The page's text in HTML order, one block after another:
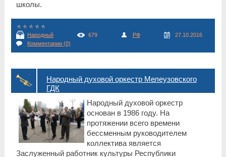
школы.
Народный 679 РФ
27.10.2016
Комментарии (0)
Народный духовой оркестр Мелеузовского
ГДК
Народный духовой оркестр
основан в 1986 году. На
протяжении всего времени
бессменным руководителем
коллектива является
Заслуженный работник культуры Республики